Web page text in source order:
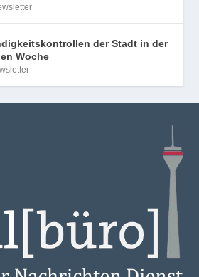
der Stadt in der
Woche